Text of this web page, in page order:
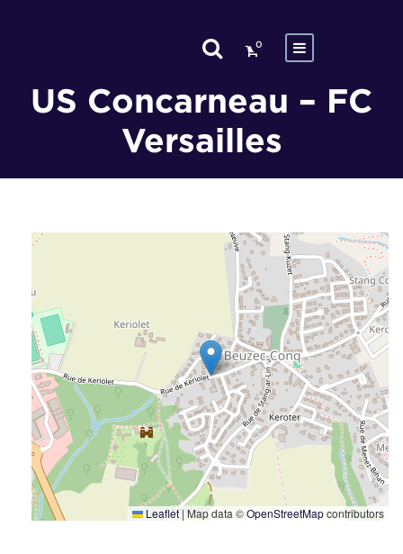
0
US Concarneau – FC
Versailles
Leaflet |Map data ©OpenStreetMapcontributors